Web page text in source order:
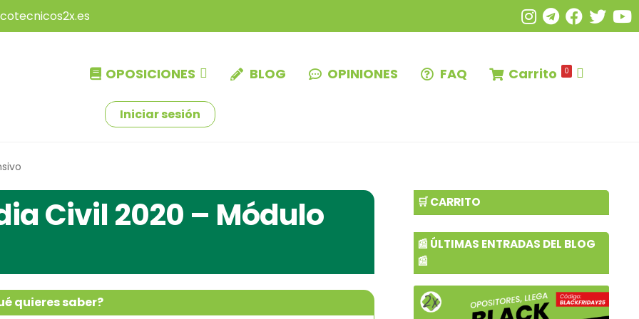
OPOSICIONES BLOG OPINIONES FAQ Carrito 0
Iniciar sesión
Civil 2020 – Módulo
quieres saber?
🛒 CARRITO
📰 ÚLTIMAS ENTRADAS DEL BLOG
📰